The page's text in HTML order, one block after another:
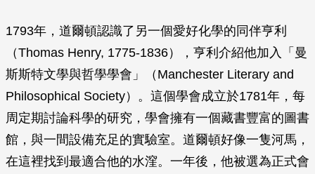
1793年，道爾頓認識了另一個愛好化學的同伴亨利
（Thomas Henry, 1775-1836），亨利介紹他加入「曼
斯斯特文學與哲學學會」（Manchester Literary and
Philosophical Society）。這個學會成立於1781年，每
周定期討論科學的研究，學會擁有一個藏書豐富的圖書
館，與一間設備充足的實驗室。道爾頓好像一隻河馬，
在這裡找到最適合他的水漥。一年後，他被選為正式會